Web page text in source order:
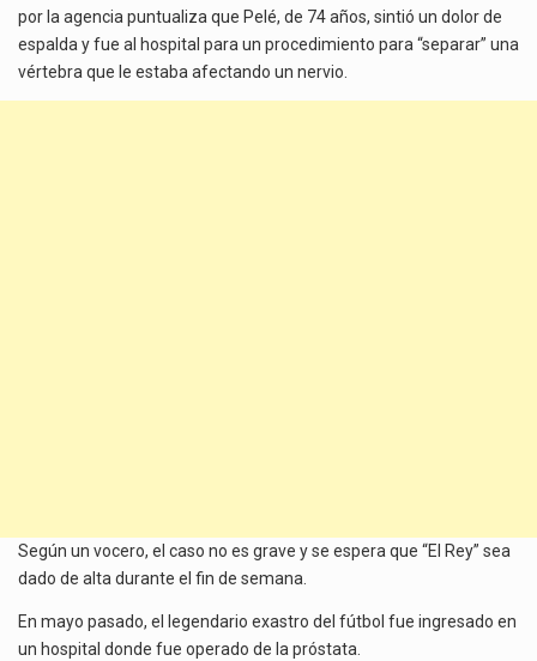
por la agencia puntualiza que Pelé, de 74 años, sintió un dolor de
espalda y fue al hospital para un procedimiento para “separar” una
vértebra que le estaba afectando un nervio.
Según un vocero, el caso no es grave y se espera que “El Rey” sea
dado de alta durante el fin de semana.
En mayo pasado, el legendario exastro del fútbol fue ingresado en
un hospital donde fue operado de la próstata.